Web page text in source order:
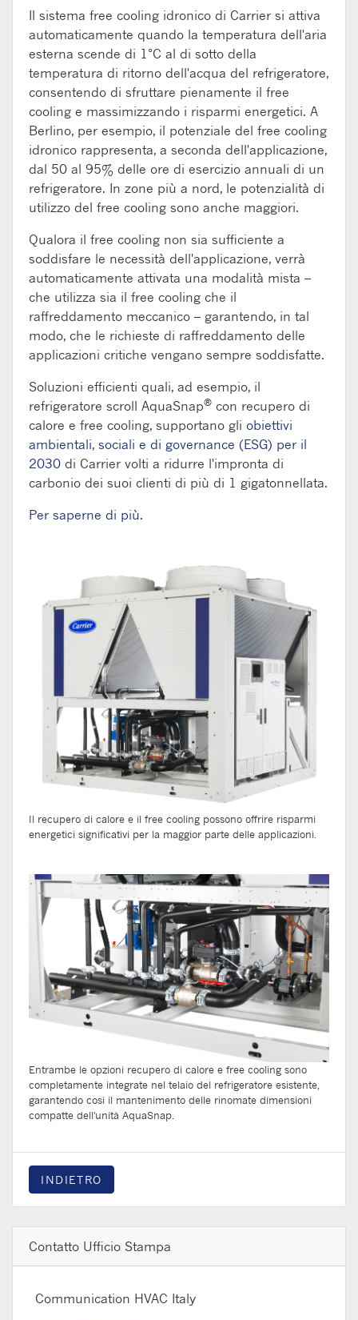
Il sistema free cooling idronico di Carrier si attiva
automaticamente quando la temperatura dell'aria
esterna scende di 1°C al di sotto della
temperatura di ritorno dell'acqua del refrigeratore,
consentendo di sfruttare pienamente il free
cooling e massimizzando i risparmi energetici. A
Berlino, per esempio, il potenziale del free cooling
idronico rappresenta, a seconda dell'applicazione,
dal 50 al 95% delle ore di esercizio annuali di un
refrigeratore. In zone più a nord, le potenzialità di
utilizzo del free cooling sono anche maggiori.
Qualora il free cooling non sia sufficiente a
soddisfare le necessità dell'applicazione, verrà
automaticamente attivata una modalità mista –
che utilizza sia il free cooling che il
raffreddamento meccanico – garantendo, in tal
modo, che le richieste di raffreddamento delle
applicazioni critiche vengano sempre soddisfatte.
Soluzioni efficienti quali, ad esempio, il
refrigeratore scroll AquaSnap® con recupero di
calore e free cooling, supportano gli obiettivi
ambientali, sociali e di governance (ESG) per il
2030 di Carrier volti a ridurre l'impronta di
carbonio dei suoi clienti di più di 1 gigatonnellata.
Per saperne di più.
Il recupero di calore e il free cooling possono offrire risparmi
energetici significativi per la maggior parte delle applicazioni.
Entrambe le opzioni recupero di calore e free cooling sono
completamente integrate nel telaio del refrigeratore esistente,
garantendo così il mantenimento delle rinomate dimensioni
compatte dell'unità AquaSnap.
INDIETRO
Contatto Ufficio Stampa
Communication HVAC Italy